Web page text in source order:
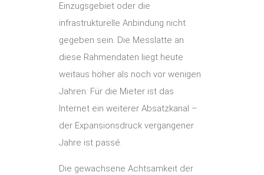
Einzugsgebiet oder die
infrastrukturelle Anbindung nicht
gegeben sein. Die Messlatte an
diese Rahmendaten liegt heute
weitaus höher als noch vor wenigen
Jahren: Für die Mieter ist das
Internet ein weiterer Absatzkanal –
der Expansionsdruck vergangener
Jahre ist passé.
Die gewachsene Achtsamkeit der